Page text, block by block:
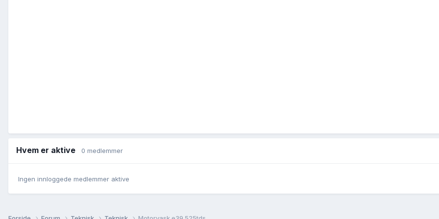
Hvem er aktive 0 medlemmer
Ingen innloggede medlemmer aktive